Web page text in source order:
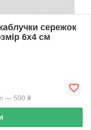
сережок
6х4 см
— 500 ₴